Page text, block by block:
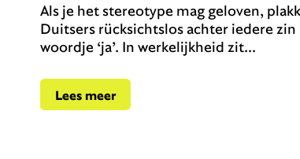
Als je het stereotype mag geloven,
Duitsers rücksichtslos achter iedere
woordje ‘ja’. In werkelijkheid zit...
Lees meer